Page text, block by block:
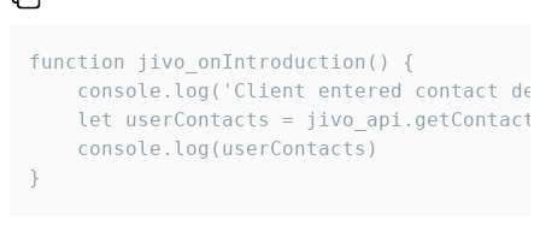
function jivo_onIntroduction() {
console.log('Client entered contact
let userContacts =
    console.log(userContacts)
}